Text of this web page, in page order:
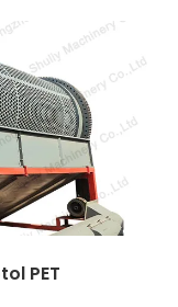
PET